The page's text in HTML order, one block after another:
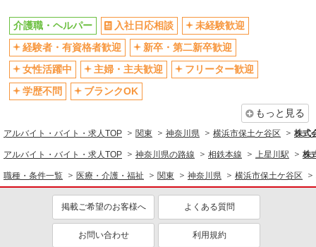
退職金・財形貯蓄制度あり
各種手当（家族・役職・インセン
ティブなど）あり
制服貸与
研修制度あり
資格取得支援制度あり
同じ職種から求人を探す
同じ特徴から求人を探す
未経験歓迎
ミドル（40代～）活躍中
社会保険あり
介護職・ヘルパー 入社日応相談
未経験歓迎
経験者・有資格者歓迎
新卒・第二新卒歓迎
女性活躍中
主婦・主夫歓迎
フリーター歓迎
学歴不問
ブランクOK
もっと見る
アルバイト・バイト・求人TOP 関東 神奈川県 横浜市保土ケ谷区 株式
アルバイト・バイト・求人TOP 神奈川県の路線 相鉄本線 上星川駅 株
職種・条件一覧 医療・介護・福祉 関東 神奈川県 横浜市保土ケ谷区
掲載ご希望のお客様へ よくある質問
お問い合わせ 利用規約